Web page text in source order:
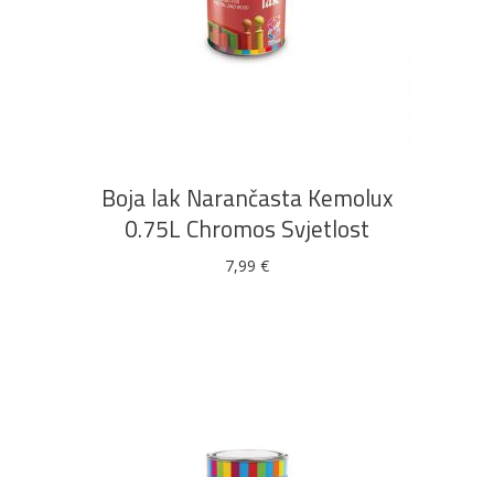
Boja lak Narančasta Kemolux
0.75L Chromos Svjetlost
7,99 €